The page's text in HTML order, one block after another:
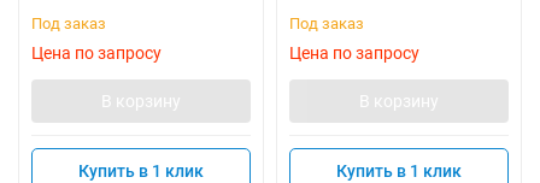
Под заказ
Цена по запросу
В корзину
Купить в 1 клик
Под заказ
Цена по запросу
В корзину
Купить в 1 клик